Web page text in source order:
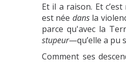
Et il a raison. Et
est née dansla
parce qu'avec la
stupeur—qu’elle a pu
Comment ses